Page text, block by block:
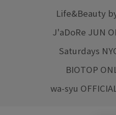
Life&Beauty
J'aDoRe JUN
Saturdays
BIOTOP
wa-syu